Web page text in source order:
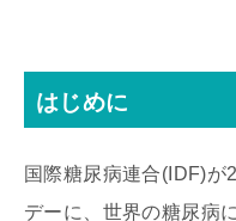
はじめに
国際糖尿病連合(IDF)
デーに、世界の糖尿病